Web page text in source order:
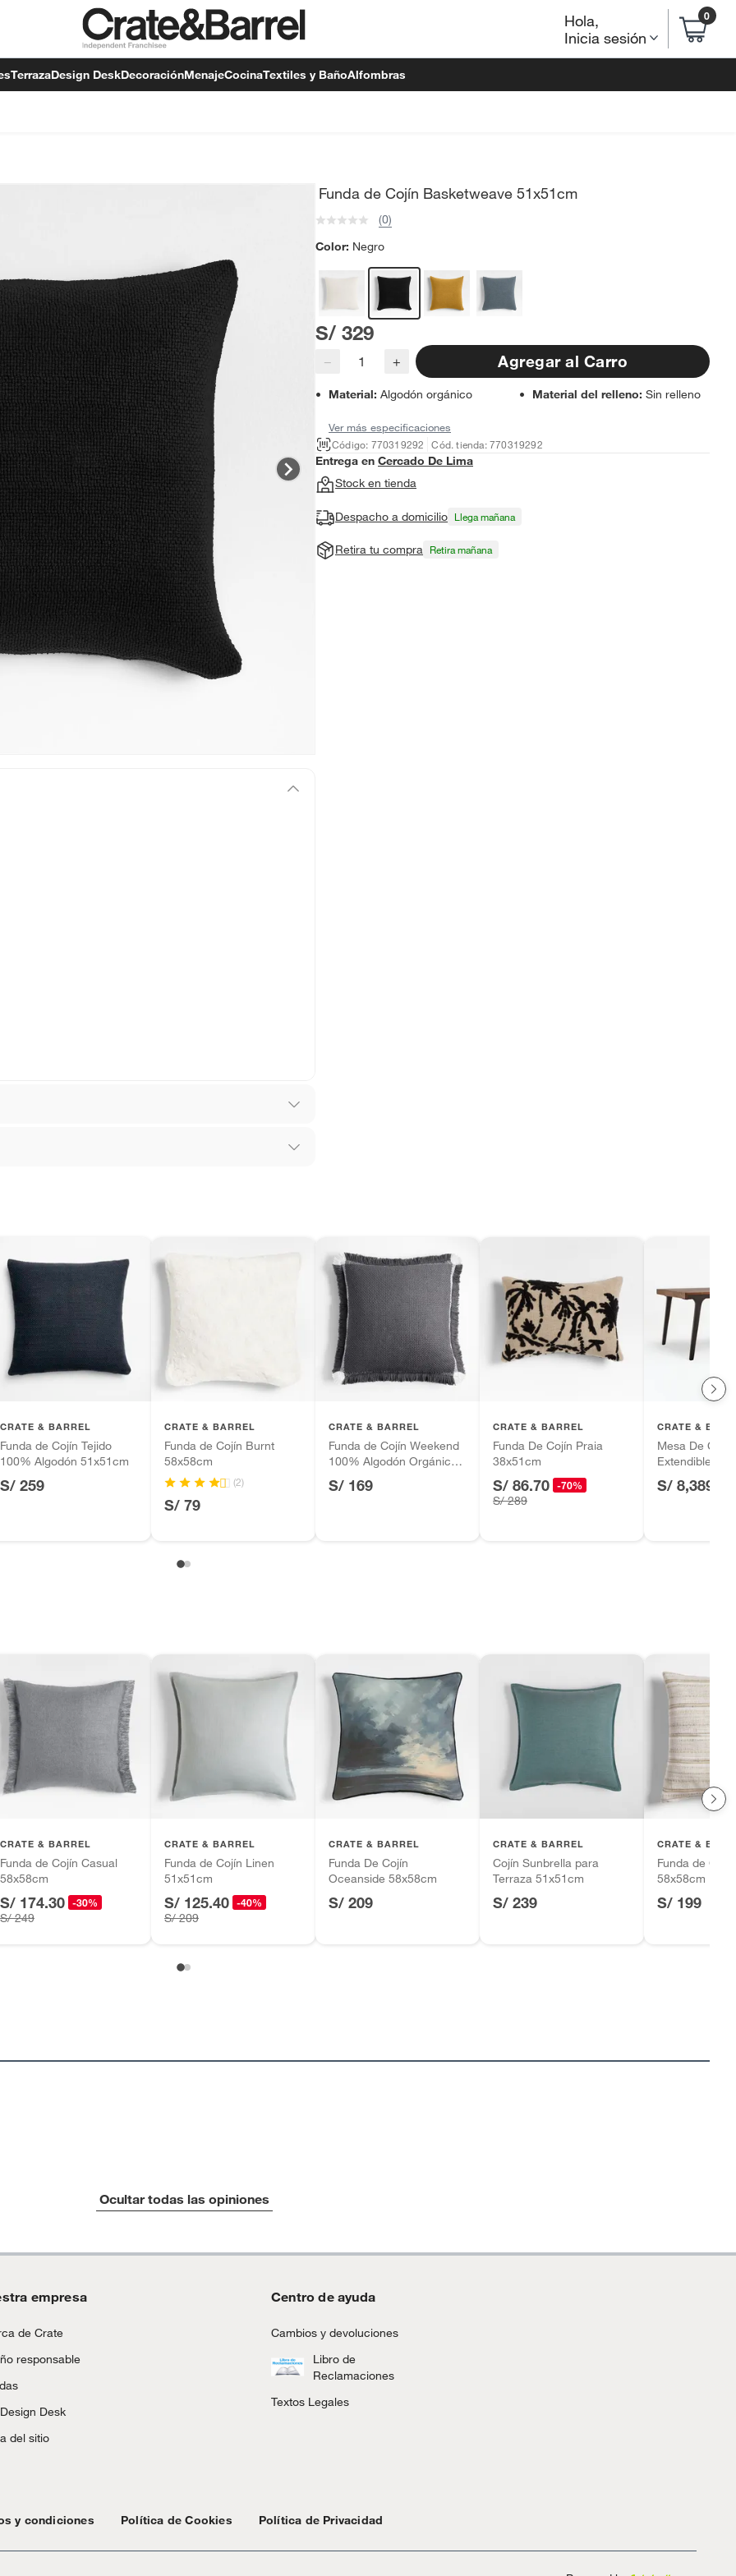
Hola,
Inicia sesión
0
TerrazaDesign DeskDecoraciónMenajeCocinaTextiles y BañoAlfombras
diferentes, otras con restricciones y algunas
tienen:
productos para asfalto, hormigón, albañilería.
productos para asfalto.
tecnología, línea blanca, colchones, muebles,
suplementos alimenticios, vitaminas.
Funda de Cojín Basketweave 51x51cm
(0)
Color: Negro
S/ 329
− + Agregar al Carro
Material: Algodón orgánico Material del relleno: Sin relleno
Ver más especificaciones
Código: 770319292
Cód. tienda: 770319292
Entrega en Cercado De Lima
Stock en tienda
Despacho a domicilio Llega mañana
Retira tu compra Retira mañana
CRATE & BARREL
Funda de Cojín Tejido
100% Algodón 51x51cm
S/ 259
CRATE & BARREL
Funda de Cojín Burnt
58x58cm
(2)
S/ 79
CRATE & BARREL
Funda de Cojín Weekend
100% Algodón Orgánico
S/ 169
CRATE & BARREL
Funda De Cojín Praia
38x51cm
S/ 86.70 -70%
S/ 289
CRATE &
Mesa De
Extendible De
S/ 8,389
CRATE & BARREL
Funda de Cojín Casual
58x58cm
S/ 174.30 -30%
S/ 249
CRATE & BARREL
Funda de Cojín Linen
51x51cm
S/ 125.40 -40%
S/ 209
CRATE & BARREL
Funda De Cojín
Oceanside 58x58cm
S/ 209
CRATE & BARREL
Cojín Sunbrella para
Terraza 51x51cm
S/ 239
CRATE &
Funda de
58x58cm
S/ 199
Ocultar todas las opiniones
empresa
de Crate
responsable
Desk
del sitio
Centro de ayuda
Cambios y devoluciones
Libro de
Reclamaciones
Textos Legales
y condiciones Política de Cookies Política de Privacidad